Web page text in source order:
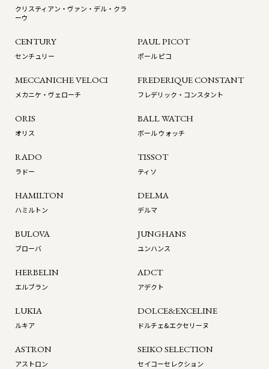
クリスティアン・ヴァン・デル・クラ
ーウ
CENTURY
センチュリー
PAUL PICOT
ポール ピコ
MECCANICHE VELOCI
メカニケ・ヴェローチ
FREDERIQUE CONSTANT
フレデリック・コンスタント
ORIS
オリス
BALL WATCH
ボール ウォッチ
RADO
ラドー
TISSOT
ティソ
HAMILTON
ハミルトン
DELMA
デルマ
BULOVA
ブローバ
JUNGHANS
ユンハンス
HERBELIN
エルブラン
ADCT
アデクト
LUKIA
ルキア
DOLCE&EXCELINE
ドルチェ&エクセリーヌ
ASTRON
アストロン
SEIKO SELECTION
セイコーセレクション